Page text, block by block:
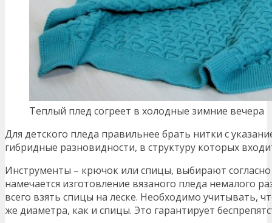
Теплый плед согреет в холодные зимние вечера
Для детского пледа правильнее брать нитки с
гибридные разновидности, в структуру которых
Инструменты – крючок или спицы, выбирают
намечается изготовление вязаного пледа немалого
всего взять спицы на леске. Необходимо учитывать,
же диаметра, как и спицы. Это гарантирует